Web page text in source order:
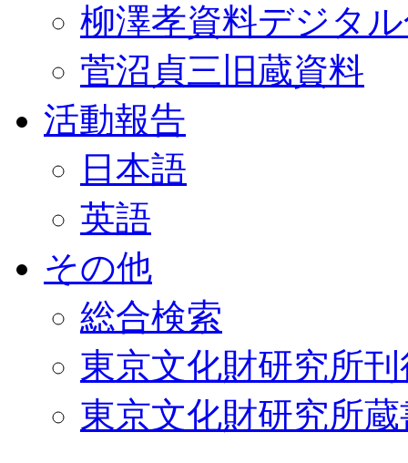
柳澤孝資料デジタ
菅沼貞三旧蔵資料
活動報告
日本語
英語
その他
総合検索
東京文化財研究所
東京文化財研究所